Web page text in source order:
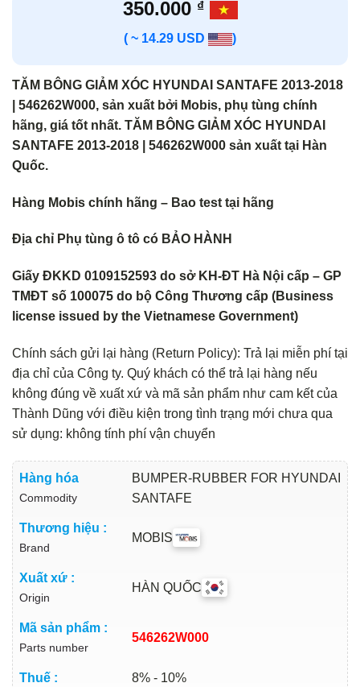
350.000 ₫
( ~ 14.29 USD )
TĂM BÔNG GIẢM XÓC HYUNDAI SANTAFE 2013-2018
| 546262W000, sản xuất bởi Mobis, phụ tùng chính
hãng, giá tốt nhất. TĂM BÔNG GIẢM XÓC HYUNDAI
SANTAFE 2013-2018 | 546262W000 sản xuất tại Hàn
Quốc.
Hàng Mobis chính hãng – Bao test tại hãng
Địa chỉ Phụ tùng ô tô có BẢO HÀNH
Giấy ĐKKD 0109152593 do sở KH-ĐT Hà Nội cấp – GP
TMĐT số 100075 do bộ Công Thương cấp (Business
license issued by the Vietnamese Government)
Chính sách gửi lại hàng (Return Policy): Trả lại miễn phí tại
địa chỉ của Công ty. Quý khách có thể trả lại hàng nếu
không đúng về xuất xứ và mã sản phẩm như cam kết của
Thành Dũng với điều kiện trong tình trạng mới chưa qua
sử dụng: không tính phí vận chuyển
Hàng hóa
Commodity
BUMPER-RUBBER FOR HYUNDAI
SANTAFE
Thương hiệu :
Brand
MOBIS
Xuất xứ :
Origin
HÀN QUỐC
Mã sản phẩm :
Parts number
546262W000
Thuế :
8% - 10%